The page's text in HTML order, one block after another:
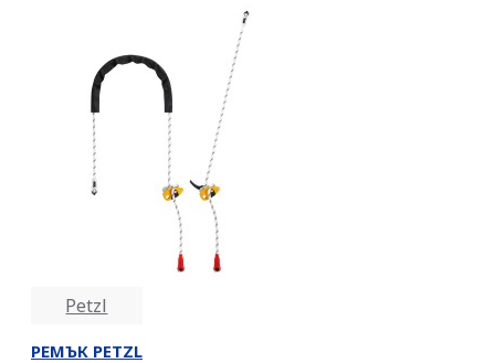
Petzl
РЕМЪК PETZL